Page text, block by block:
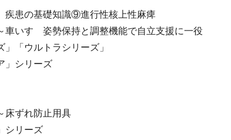
患の基礎知識⑨進行性核上性麻痺
車いす 姿勢保持と調整機能で自立支援に一役
「ウルトラシリーズ」
」シリーズ
床ずれ防止用具
シリーズ